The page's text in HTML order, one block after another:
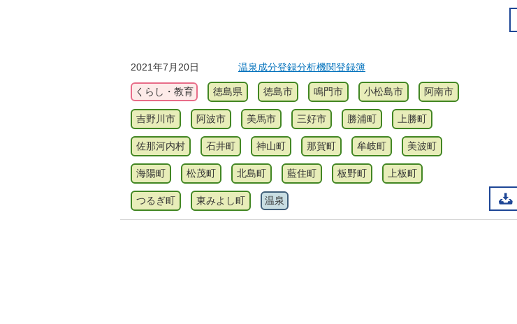
2021年7月20日 温泉成分登録分析機関登録簿
くらし・教育 徳島県 徳島市 鳴門市 小松島市 阿南市
吉野川市 阿波市 美馬市 三好市 勝浦町 上勝町
佐那河内村 石井町 神山町 那賀町 牟岐町 美波町
海陽町 松茂町 北島町 藍住町 板野町 上板町
つるぎ町 東みよし町 温泉